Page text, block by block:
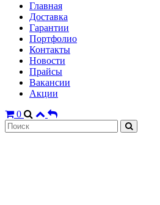
Главная
Доставка
Гарантии
Портфолио
Контакты
Новости
Прайсы
Вакансии
Акции
0